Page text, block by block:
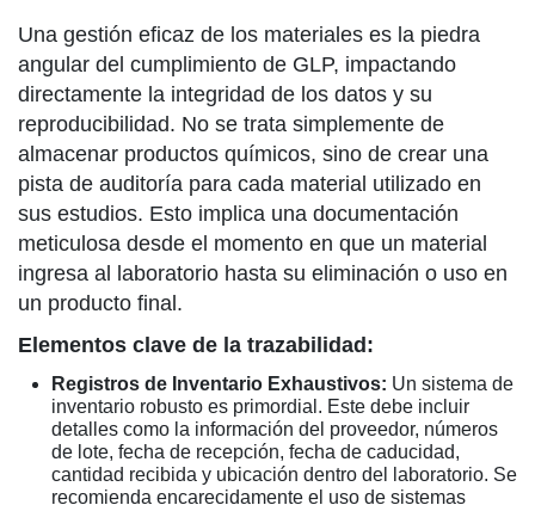
Una gestión eficaz de los materiales es la piedra
angular del cumplimiento de GLP, impactando
directamente la integridad de los datos y su
reproducibilidad. No se trata simplemente de
almacenar productos químicos, sino de crear una
pista de auditoría para cada material utilizado en
sus estudios. Esto implica una documentación
meticulosa desde el momento en que un material
ingresa al laboratorio hasta su eliminación o uso en
un producto final.
Elementos clave de la trazabilidad:
Registros de Inventario Exhaustivos: Un sistema de
inventario robusto es primordial. Este debe incluir
detalles como la información del proveedor, números
de lote, fecha de recepción, fecha de caducidad,
cantidad recibida y ubicación dentro del laboratorio. Se
recomienda encarecidamente el uso de sistemas